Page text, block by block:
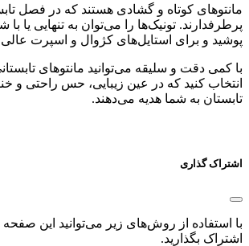
مانتوهای کوتاه و گشادی هستند که در فصل
پرطرفدارند. تونیک‌ها را می‌توان به تنهایی یا
پوشید و برای استایل‌های کژوال و اسپرت
با کمی دقت و سلیقه می‌توانید مانتوهای
انتخاب کنید که در عین زیبایی، حس راحتی و
تابستان به شما هدیه می‌دهند.
اشتراک گذاری
با استفاده از روش‌های زیر می‌توانید این صفحه
اشتراک بگذارید.